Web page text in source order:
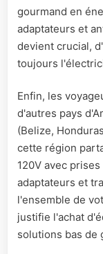
gourmand en
adaptateurs et
devient crucial,
toujours
Enfin, les
d'autres pays
(Belize,
cette région
120V avec
adaptateurs et
l'ensemble de
justifie l'achat
solutions bas de